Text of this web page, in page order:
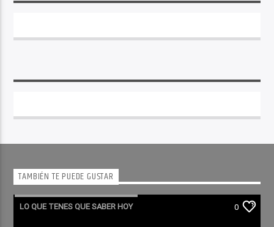
TAMBIÉN TE PUEDE GUSTAR
LO QUE TENES QUE SABER HOY 0